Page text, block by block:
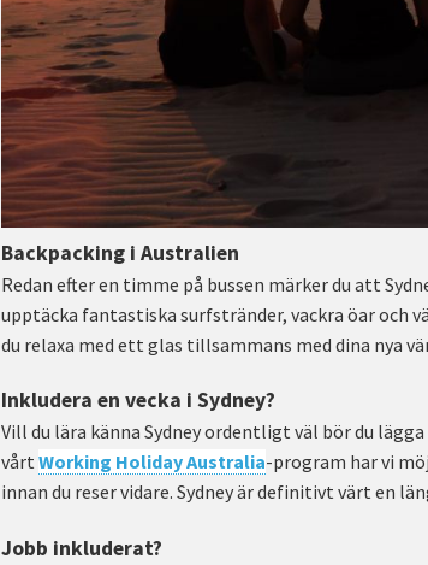
Backpacking i Australien
Redan efter en timme på bussen märker du att
upptäcka fantastiska surfstränder, vackra öar och
du relaxa med ett glas tillsammans med dina nya
Inkludera en vecka i Sydney?
Vill du lära känna Sydney ordentligt väl bör du
vårt Working Holiday Australia-program har vi
innan du reser vidare. Sydney är definitivt värt en
Jobb inkluderat?